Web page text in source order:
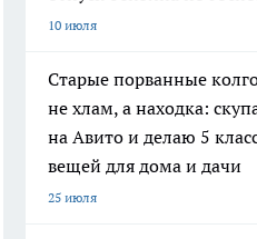
10 июля
Старые порванные
не хлам, а находка:
на Авито и делаю 5
вещей для дома и дачи
25 июля